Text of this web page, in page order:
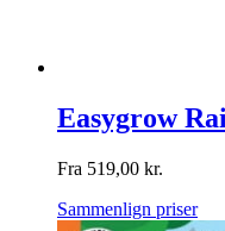
Easygrow
Fra 519,00 kr.
Sammenlign priser